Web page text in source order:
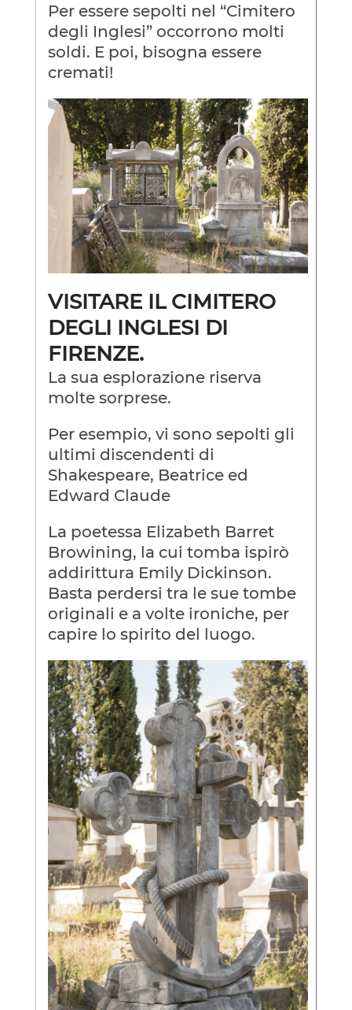
Per essere sepolti nel “Cimitero
degli Inglesi” occorrono molti
soldi. E poi, bisogna essere
cremati!
VISITARE IL CIMITERO
DEGLI INGLESI DI
FIRENZE.
La sua esplorazione riserva
molte sorprese.
Per esempio, vi sono sepolti gli
ultimi discendenti di
Shakespeare, Beatrice ed
Edward Claude
La poetessa Elizabeth Barret
Browining, la cui tomba ispirò
addirittura Emily Dickinson.
Basta perdersi tra le sue tombe
originali e a volte ironiche, per
capire lo spirito del luogo.